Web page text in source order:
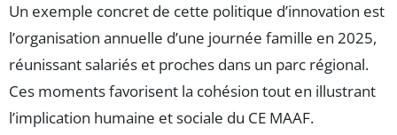
Un exemple concret de cette politique d’innovation est
l’organisation annuelle d’une journée famille en 2025,
réunissant salariés et proches dans un parc régional.
Ces moments favorisent la cohésion tout en illustrant
l’implication humaine et sociale du CE MAAF.